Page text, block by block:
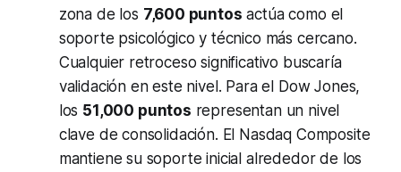
zona de los 7,600 puntos actúa como el
soporte psicológico y técnico más cercano.
Cualquier retroceso significativo buscaría
validación en este nivel. Para el Dow Jones,
los 51,000 puntos representan un nivel
clave de consolidación. El Nasdaq Composite
mantiene su soporte inicial alrededor de los